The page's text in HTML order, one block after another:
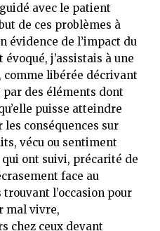
avec le patient
de ces problèmes à
évidence de l’impact du
j’assistais à une
comme libérée décrivant
des éléments dont
puisse atteindre
conséquences sur
vécu ou sentiment
ont suivi, précarité de
face au
l’occasion pour
mal vivre,
chez ceux devant